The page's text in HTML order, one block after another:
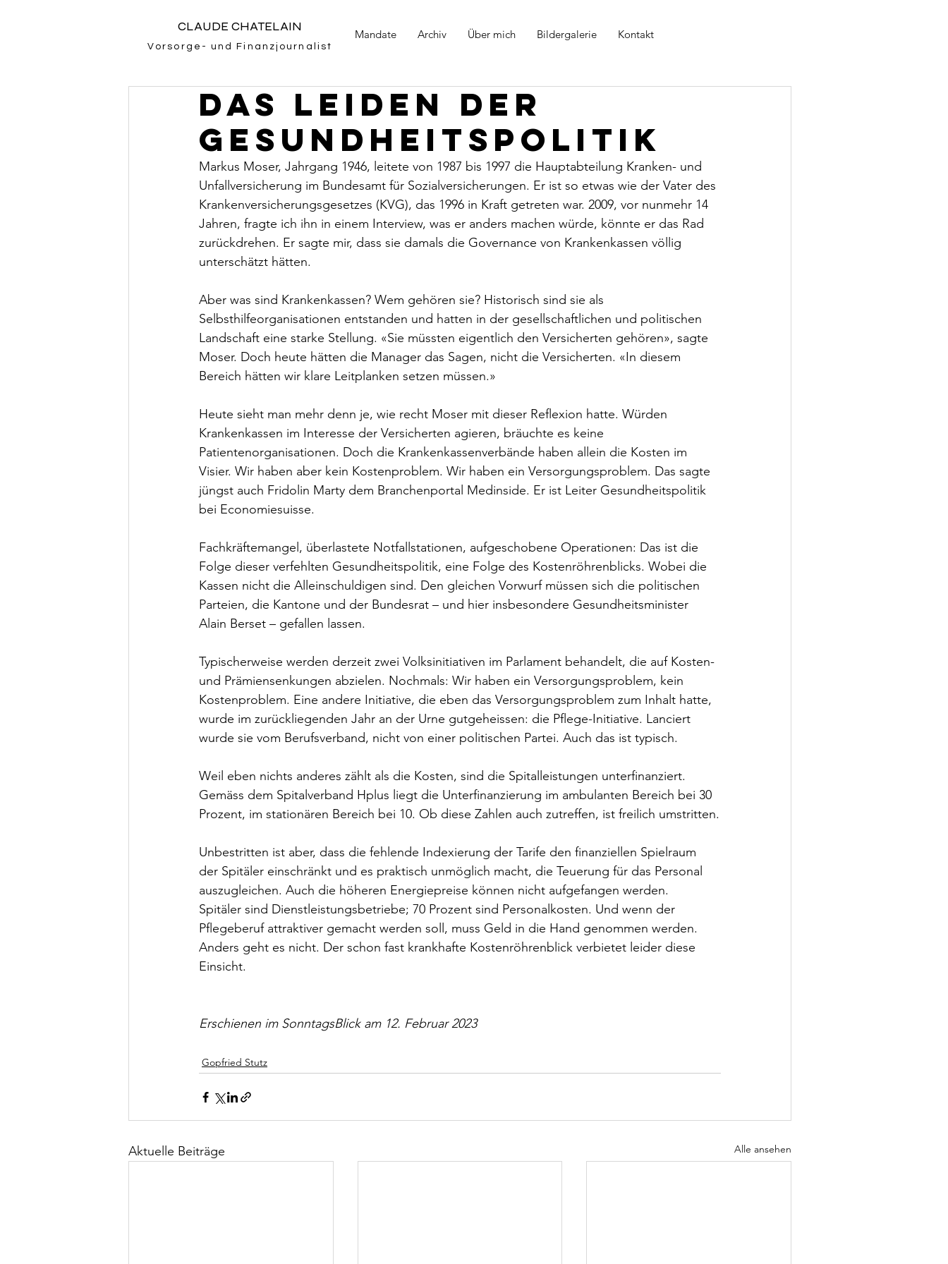
CLAUDE CHATELAIN
Mandate Archiv Über mich Bildergalerie Kontakt
Vorsorge- und Finanzjournalist
Das Leiden der
Gesundheitspolitik
Markus Moser, Jahrgang 1946, leitete von 1987 bis 1997 die Hauptabteilung Kranken- und
Unfallversicherung im Bundesamt für Sozialversicherungen. Er ist so etwas wie der Vater des
Krankenversicherungsgesetzes (KVG), das 1996 in Kraft getreten war. 2009, vor nunmehr 14
Jahren, fragte ich ihn in einem Interview, was er anders machen würde, könnte er das Rad
zurückdrehen. Er sagte mir, dass sie damals die Governance von Krankenkassen völlig
unterschätzt hätten.
Aber was sind Krankenkassen? Wem gehören sie? Historisch sind sie als
Selbsthilfeorganisationen entstanden und hatten in der gesellschaftlichen und politischen
Landschaft eine starke Stellung. «Sie müssten eigentlich den Versicherten gehören», sagte
Moser. Doch heute hätten die Manager das Sagen, nicht die Versicherten. «In diesem
Bereich hätten wir klare Leitplanken setzen müssen.»
Heute sieht man mehr denn je, wie recht Moser mit dieser Reflexion hatte. Würden
Krankenkassen im Interesse der Versicherten agieren, bräuchte es keine
Patientenorganisationen. Doch die Krankenkassenverbände haben allein die Kosten im
Visier. Wir haben aber kein Kostenproblem. Wir haben ein Versorgungsproblem. Das sagte
jüngst auch Fridolin Marty dem Branchenportal Medinside. Er ist Leiter Gesundheitspolitik
bei Economiesuisse.
Fachkräftemangel, überlastete Notfallstationen, aufgeschobene Operationen: Das ist die
Folge dieser verfehlten Gesundheitspolitik, eine Folge des Kostenröhrenblicks. Wobei die
Kassen nicht die Alleinschuldigen sind. Den gleichen Vorwurf müssen sich die politischen
Parteien, die Kantone und der Bundesrat – und hier insbesondere Gesundheitsminister
Alain Berset – gefallen lassen.
Typischerweise werden derzeit zwei Volksinitiativen im Parlament behandelt, die auf Kosten-
und Prämiensenkungen abzielen. Nochmals: Wir haben ein Versorgungsproblem, kein
Kostenproblem. Eine andere Initiative, die eben das Versorgungsproblem zum Inhalt hatte,
wurde im zurückliegenden Jahr an der Urne gutgeheissen: die Pflege-Initiative. Lanciert
wurde sie vom Berufsverband, nicht von einer politischen Partei. Auch das ist typisch.
Weil eben nichts anderes zählt als die Kosten, sind die Spitalleistungen unterfinanziert.
Gemäss dem Spitalverband Hplus liegt die Unterfinanzierung im ambulanten Bereich bei 30
Prozent, im stationären Bereich bei 10. Ob diese Zahlen auch zutreffen, ist freilich umstritten.
Unbestritten ist aber, dass die fehlende Indexierung der Tarife den finanziellen Spielraum
der Spitäler einschränkt und es praktisch unmöglich macht, die Teuerung für das Personal
auszugleichen. Auch die höheren Energiepreise können nicht aufgefangen werden.
Spitäler sind Dienstleistungsbetriebe; 70 Prozent sind Personalkosten. Und wenn der
Pflegeberuf attraktiver gemacht werden soll, muss Geld in die Hand genommen werden.
Anders geht es nicht. Der schon fast krankhafte Kostenröhrenblick verbietet leider diese
Einsicht.
Erschienen im SonntagsBlick am 12. Februar 2023
Gopfried Stutz
Aktuelle Beiträge Alle ansehen